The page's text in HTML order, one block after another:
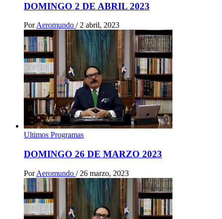
DOMINGO 2 DE ABRIL 2023
Por Aeromundo / 2 abril, 2023
Ultimos Programas
DOMINGO 26 DE MARZO 2023
Por Aeromundo / 26 marzo, 2023